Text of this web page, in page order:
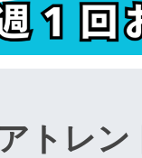
トレ